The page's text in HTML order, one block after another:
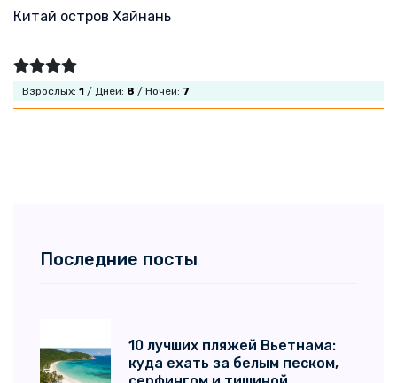
Китай остров Хайнань
Взрослых: 1 / Дней: 8 / Ночей: 7
Последние посты
10 лучших пляжей Вьетнама:
куда ехать за белым песком,